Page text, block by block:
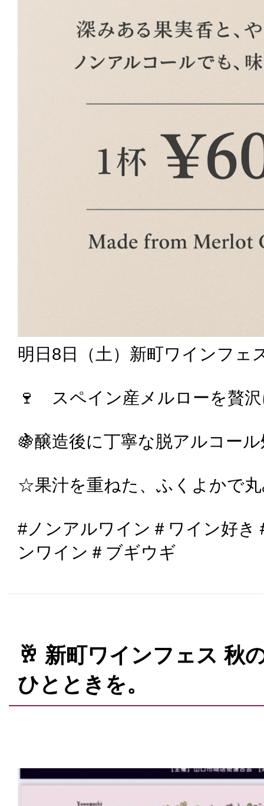
明日8日（土）新町ワインフェ
🍷 スペイン産メルローを贅
🍇醸造後に丁寧な脱アルコー
☆果汁を重ねた、ふくよかで
#ノンアルワイン＃ワイン好き
ンワイン＃ブギウギ
🥂 新町ワインフェス 秋
ひとときを。